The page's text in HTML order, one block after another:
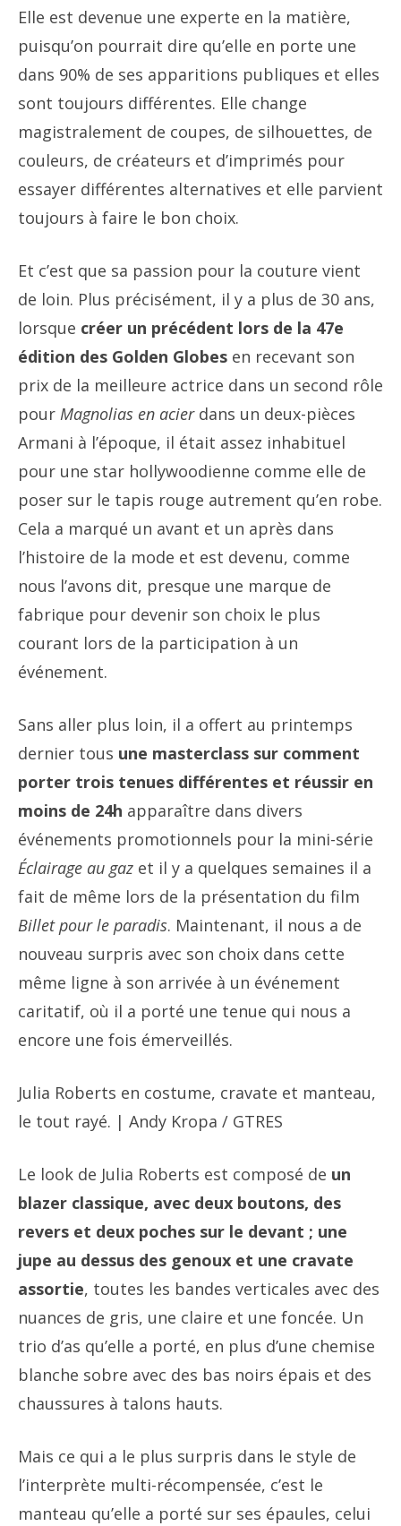
Elle est devenue une experte en la matière,
puisqu’on pourrait dire qu’elle en porte une
dans 90% de ses apparitions publiques et elles
sont toujours différentes. Elle change
magistralement de coupes, de silhouettes, de
couleurs, de créateurs et d’imprimés pour
essayer différentes alternatives et elle parvient
toujours à faire le bon choix.
Et c’est que sa passion pour la couture vient
de loin. Plus précisément, il y a plus de 30 ans,
lorsque créer un précédent lors de la 47e
édition des Golden Globes en recevant son
prix de la meilleure actrice dans un second rôle
pour Magnolias en acierdans un deux-pièces
Armani à l’époque, il était assez inhabituel
pour une star hollywoodienne comme elle de
poser sur le tapis rouge autrement qu’en robe.
Cela a marqué un avant et un après dans
l’histoire de la mode et est devenu, comme
nous l’avons dit, presque une marque de
fabrique pour devenir son choix le plus
courant lors de la participation à un
événement.
Sans aller plus loin, il a offert au printemps
dernier tous une masterclass sur comment
porter trois tenues différentes et réussir en
moins de 24h apparaître dans divers
événements promotionnels pour la mini-série
Éclairage au gaz et il y a quelques semaines il a
fait de même lors de la présentation du film
Billet pour le paradis. Maintenant, il nous a de
nouveau surpris avec son choix dans cette
même ligne à son arrivée à un événement
caritatif, où il a porté une tenue qui nous a
encore une fois émerveillés.
Julia Roberts en costume, cravate et manteau,
le tout rayé. | Andy Kropa / GTRES
Le look de Julia Roberts est composé de un
blazer classique, avec deux boutons, des
revers et deux poches sur le devant ; une
jupe au dessus des genoux et une cravate
assortie, toutes les bandes verticales avec des
nuances de gris, une claire et une foncée. Un
trio d’as qu’elle a porté, en plus d’une chemise
blanche sobre avec des bas noirs épais et des
chaussures à talons hauts.
Mais ce qui a le plus surpris dans le style de
l’interprète multi-récompensée, c’est le
manteau qu’elle a porté sur ses épaules, celui